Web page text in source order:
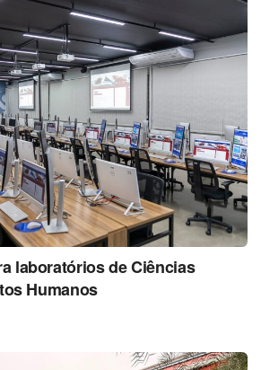
laboratórios de Ciências
Humanos